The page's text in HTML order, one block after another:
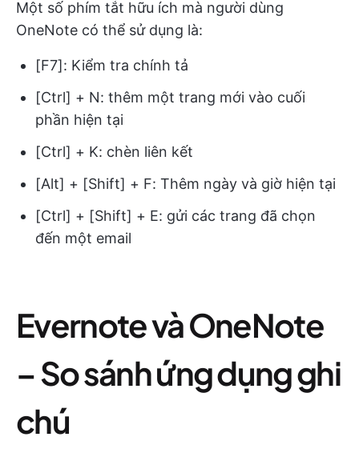
Một số phím tắt hữu ích mà người dùng
OneNote có thể sử dụng là:
[F7]: Kiểm tra chính tả
[Ctrl] + N: thêm một trang mới vào cuối
phần hiện tại
[Ctrl] + K: chèn liên kết
[Alt] + [Shift] + F: Thêm ngày và giờ hiện tại
[Ctrl] + [Shift] + E: gửi các trang đã chọn
đến một email
Evernote và OneNote
– So sánh ứng dụng ghi
chú